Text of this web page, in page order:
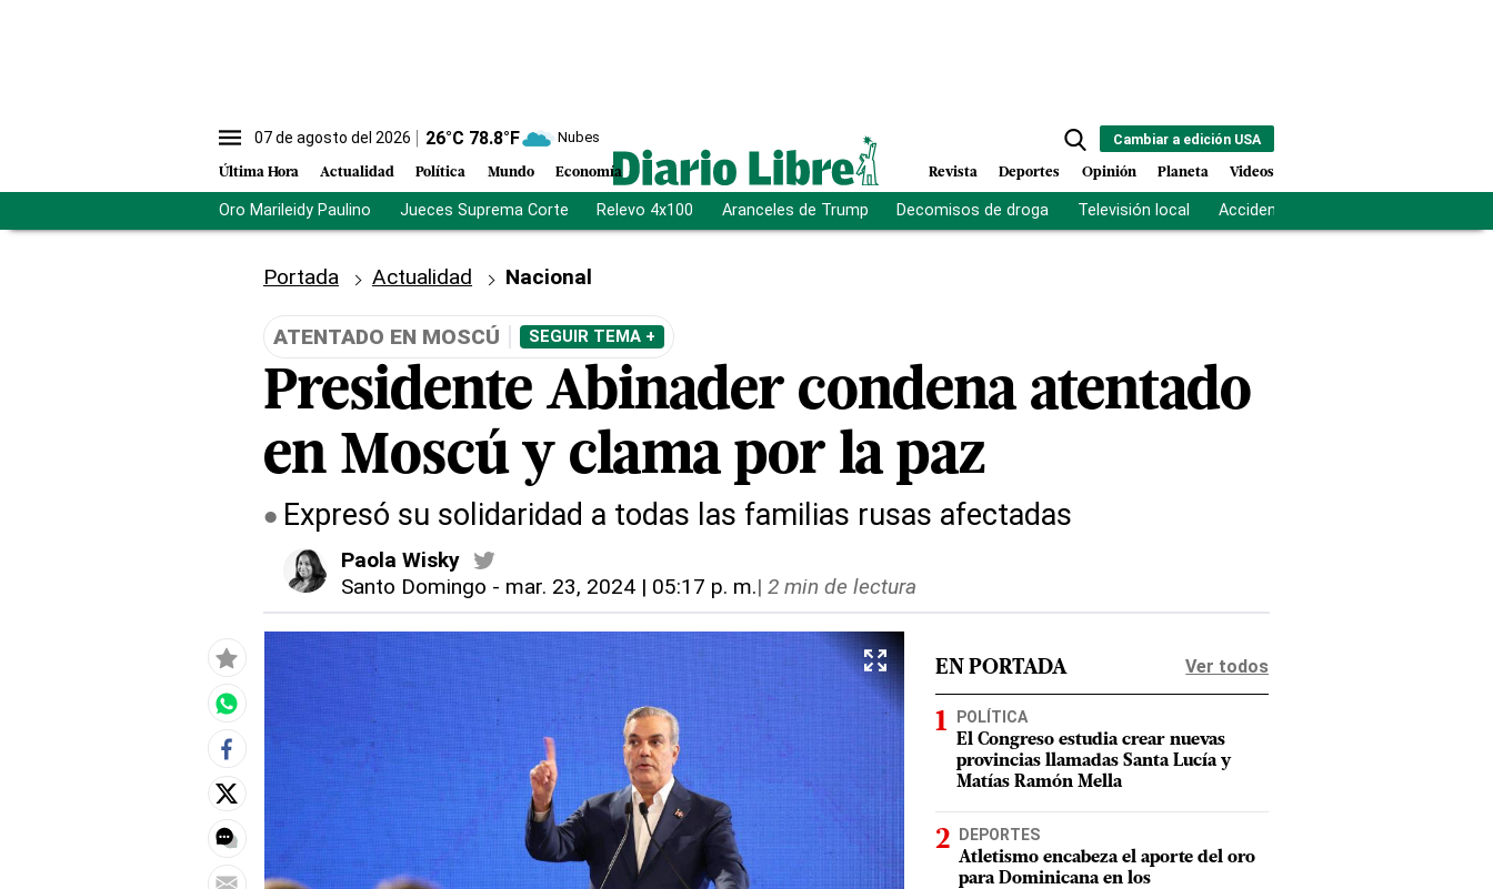
07 de agosto del 2026 26°C 78.8°F Nubes
Última Hora Actualidad Política Mundo Economía
Cambiar a edición USA
Revista Deportes Opinión Planeta Videos
Oro Marileidy Paulino Jueces Suprema Corte Relevo 4x100 Aranceles de Trump Decomisos de droga Televisión local Accidente Los Ríos
Portada Actualidad Nacional
ATENTADO EN MOSCÚ SEGUIR TEMA +
Presidente Abinader condena atentado
en Moscú y clama por la paz
Expresó su solidaridad a todas las familias rusas afectadas
Paola Wisky
Santo Domingo - mar. 23, 2024 | 05:17 p. m.| 2 min de lectura
EN PORTADA Ver todos
POLÍTICA
El Congreso estudia crear nuevas
provincias llamadas Santa Lucía y
Matías Ramón Mella
DEPORTES
Atletismo encabeza el aporte del oro
para Dominicana en los